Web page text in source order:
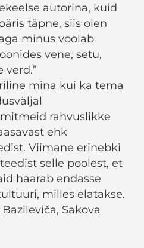
autorina, kuid
täpne, siis olen
minus voolab
vene, setu,
verd.”
mina kui ka tema
rahvuslikke
ehk
Viimane erinebki
selle poolest, et
haarab endasse
milles elatakse.
Bazileviča, Sakova